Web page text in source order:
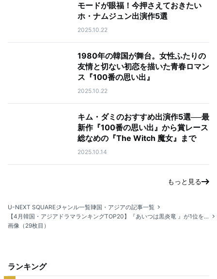
モードが眼福！今押さえておきたい
ホ・ナムジュン出演作5選
2025.10.22
1980年の韓国が舞台。女性ふたりの
友情と切ない初恋を描いた青春ロマン
ス『100番の思い出』
2025.10.22
キム・ダミのおすすめ出演作5選──最
新作『100番の思い出』から賞レース
総なめの『The Witch 魔女』まで
2025.10.14
もっと見る
U-NEXT SQUAREジャンル一覧韓国・アジアの記事一覧
【4月韓国・アジアドラマランキングTOP20】『あいつは黒炎竜 』が1位をキープ！2位はノ・ジョンウィ主演の新作ラブコメ
画像（29枚目）
ランキング